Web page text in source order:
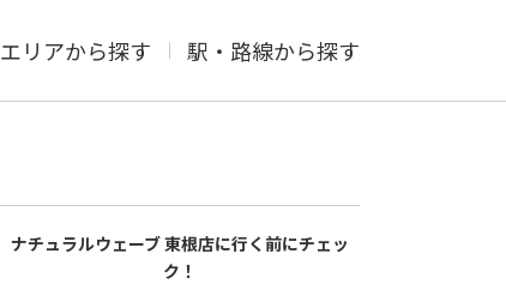
エリアから探す 駅・路線から探す
ナチュラルウェーブ 東根店に行く前にチェッ
ク！